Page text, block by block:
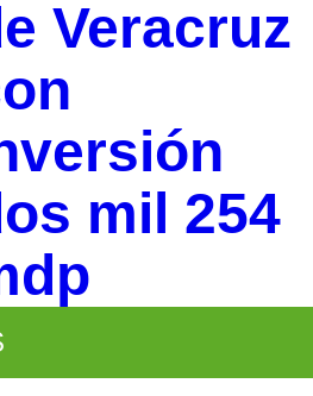
Veracruz
mil 254